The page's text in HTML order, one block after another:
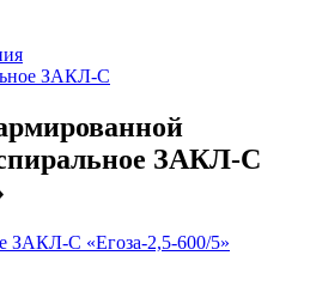
ЗАКЛ-С
ЗАКЛ-С